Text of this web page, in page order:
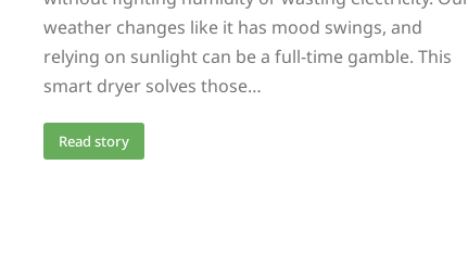
weather changes like it has mood swings, and
relying on sunlight can be a full-time gamble. This
smart dryer solves those…
Read story